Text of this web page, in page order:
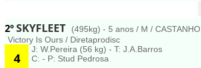
2ºSKYFLEET
(495kg) - 5 anos / M / CASTANHO
Victory Is Ours / Diretaprodisc
4
J: W.Pereira (56 kg) - T: J.A.Barros
C: - P: Stud Pedrosa